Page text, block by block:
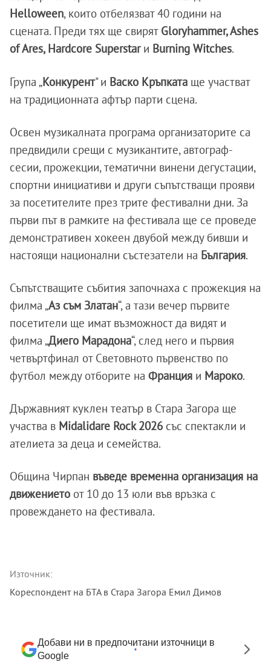
Helloween, които отбелязват 40 години на
сцената. Преди тях ще свирят Gloryhammer, Ashes
of Ares, Hardcore Superstar и Burning Witches.
Група „Конкурент" и Васко Кръпката ще участват
на традиционната афтър парти сцена.
Освен музикалната програма организаторите са
предвидили срещи с музикантите, автограф-
сесии, прожекции, тематични винени дегустации,
спортни инициативи и други съпътстващи прояви
за посетителите през трите фестивални дни. За
първи път в рамките на фестивала ще се проведе
демонстративен хокеен двубой между бивши и
настоящи национални състезатели на България.
Съпътстващите събития започнаха с прожекция на
филма „Аз съм Златан“, а тази вечер първите
посетители ще имат възможност да видят и
филма „Диего Марадона“, след него и първия
четвъртфинал от Световното първенство по
футбол между отборите на Франция и Мароко.
Държавният куклен театър в Стара Загора ще
участва в Midalidare Rock 2026 със спектакли и
ателиета за деца и семейства.
Община Чирпан въведе временна организация на
движението от 10 до 13 юли във връзка с
провеждането на фестивала.
Източник:
Кореспондент на БТА в Стара Загора Емил Димов
Добави ни в предпочитани източници в
Google